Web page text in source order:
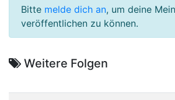
Bitte melde dich an, um deine
veröffentlichen zu können.
Weitere Folgen